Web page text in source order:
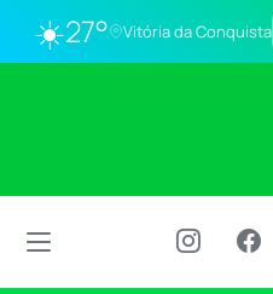
☀️27° Vitória da Conquista